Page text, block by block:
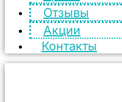
Отзывы
Акции
Контакты